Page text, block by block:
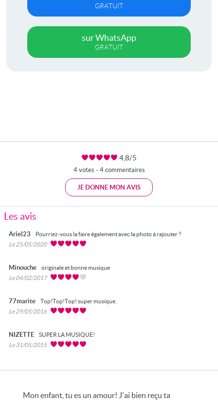
GRATUIT
sur WhatsApp
GRATUIT
4,8/5
4 votes - 4 commentaires
JE DONNE MON AVIS
Les avis
Ariel23
Pourriez-vous la faire également avec la photo à rajouter ?
Le 25/05/2020
Minouche
originale et bonne musique
Le 04/02/2017
77marite
Top!Top!Top! super musique.
Le 29/05/2016
NIZETTE
SUPER LA MUSIQUE!
Le 31/05/2015
Mon enfant, tu es un amour! J'ai bien reçu ta